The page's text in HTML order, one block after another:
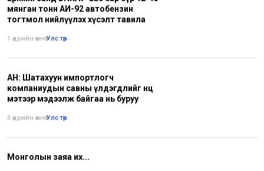
мянган тонн АИ-92 автобензин
тогтмол нийлүүлэх хүсэлт тавила
1 өдрийн өмнө•Улс төр
АН: Шатахуун импортлогч
компаниудын савны үлдэгдлийг нөөц
мэтээр мэдээлж байгаа нь буруу
3 өдрийн өмнө•Улс төр
Монголын заяа их...